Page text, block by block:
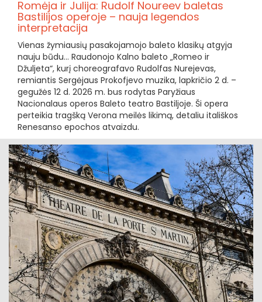
Romėja ir Julija: Rudolf Noureev baletas
Bastilijos operoje – nauja legendos
interpretacija
Vienas žymiausių pasakojamojo baleto klasikų atgyja
nauju būdu... Raudonojo Kalno baleto „Romeo ir
Džuljeta“, kurį choreografavo Rudolfas Nurejevas,
remiantis Sergėjaus Prokofjevo muzika, lapkričio 2 d. –
gegužės 12 d. 2026 m. bus rodytas Paryžiaus
Nacionalaus operos Baleto teatro Bastiljoje. Ši opera
perteikia tragšką Verona meilės likimą, detaliu itališkos
Renesanso epochos atvaizdu.